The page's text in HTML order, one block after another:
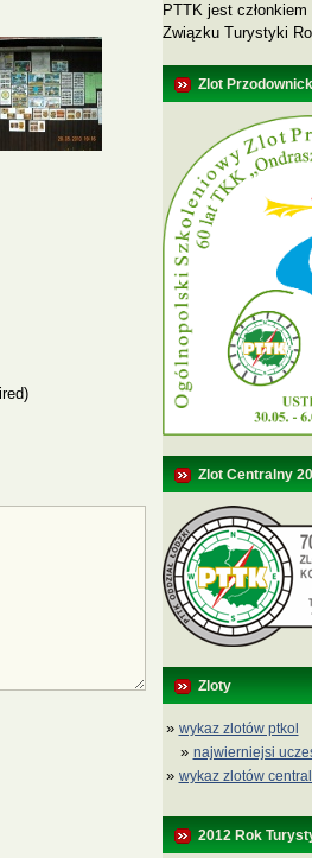
PTTK jest
Związku Turystyki
Zlot
Zlot Centralny
Zloty
» wykaz zlotów ptkol
» najwierniejsi
» wykaz zlotów
2012 Rok